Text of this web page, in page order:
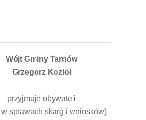
Wójt Gminy Tarnów
Grzegorz Kozioł
przyjmuje obywateli
w sprawach skarg i wniosków)